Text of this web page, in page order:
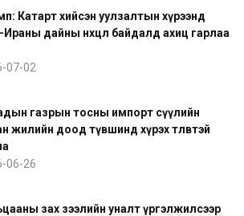
Катарт хийсэн уулзалтын хүрээнд
дайны нөхцөл байдалд ахиц гарлаа
07-02
газрын тосны импорт сүүлийн
жилийн доод түвшинд хүрэх төлөвтэй
06-26
зах зээлийн уналт үргэлжилсээр